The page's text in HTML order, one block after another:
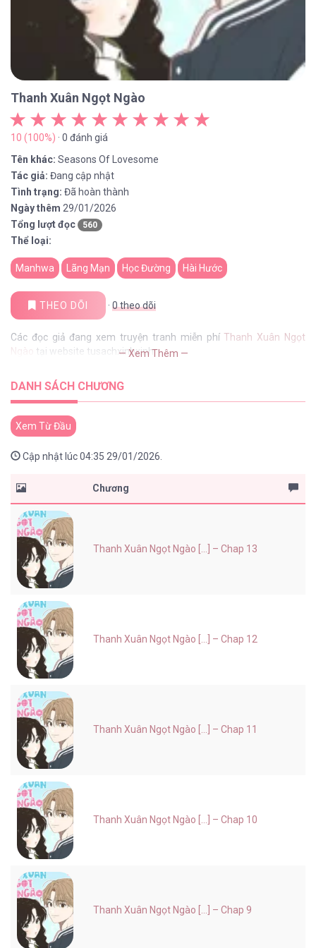
Thanh Xuân Ngọt Ngào
10 (100%) · 0 đánh giá
Tên khác: Seasons Of Lovesome
Tác giả: Đang cập nhật
Tình trạng: Đã hoàn thành
Ngày thêm 29/01/2026
Tổng lượt đọc
560
Thể loại:
Manhwa Lãng Mạn Học Đường Hài Hước
THEO DÕI · 0theo dõi
Các đọc giả đang xem truyện tranh miễn phíThanh Xuân Ngọt
tại website tusachxinhxinh— Xem Thêm —
DANH SÁCH CHƯƠNG
Xem Từ Đầu
Cập nhật lúc 04:35 29/01/2026.
Chương
Thanh Xuân Ngọt Ngào [...] – Chap 13
Thanh Xuân Ngọt Ngào [...] – Chap 12
Thanh Xuân Ngọt Ngào [...] – Chap 11
Thanh Xuân Ngọt Ngào [...] – Chap 10
Thanh Xuân Ngọt Ngào [...] – Chap 9